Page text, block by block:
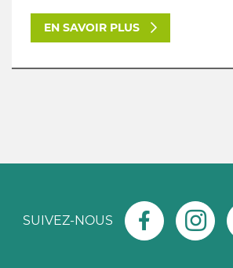
EN SAVOIR PLUS
SUIVEZ-NOUS